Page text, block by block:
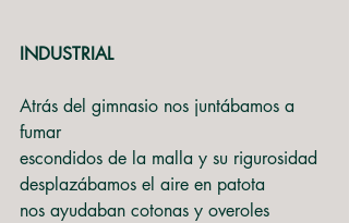
INDUSTRIAL
Atrás del gimnasio nos juntábamos a
fumar
escondidos de la malla y su rigurosidad
desplazábamos el aire en patota
nos ayudaban cotonas y overoles